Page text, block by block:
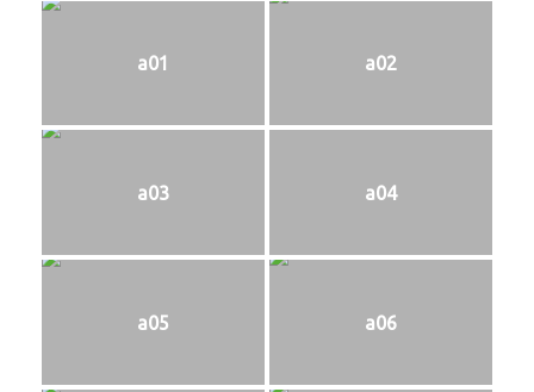
a01 a02
a03 a04
a05 a06